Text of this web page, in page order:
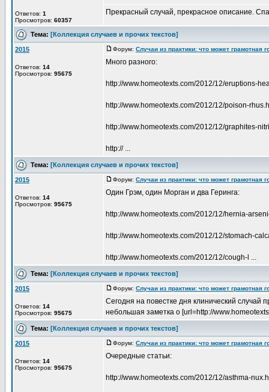
Ответов: 1
Просмотров: 60357
Прекрасный случай, прекрасное описание.
Тема: [Коллекция случаев и прочих текстов]
2015
Ответов: 14
Просмотров: 95675
Форум: Случаи из практики: что может грамотная
Много разного:
http://www.homeotexts.com/2012/12/eruptions-
http://www.homeotexts.com/2012/12/poison-
http://www.homeotexts.com/2012/12/graphites-
http:// ...
Тема: [Коллекция случаев и прочих текстов]
2015
Ответов: 14
Просмотров: 95675
Форум: Случаи из практики: что может грамотная
Один Грэм, один Морган и два Геринга:
http://www.homeotexts.com/2012/12/hernia-
http://www.homeotexts.com/2012/12/stomach-
http://www.homeotexts.com/2012/12/cough-l ...
Тема: [Коллекция случаев и прочих текстов]
2015
Ответов: 14
Просмотров: 95675
Форум: Случаи из практики: что может грамотная
Сегодня на повестке дня клинический случай
небольшая заметка о [url=http://
Тема: [Коллекция случаев и прочих текстов]
2015
Ответов: 14
Просмотров: 95675
Форум: Случаи из практики: что может грамотная
Очередные статьи:
http://www.homeotexts.com/2012/12/asthma-